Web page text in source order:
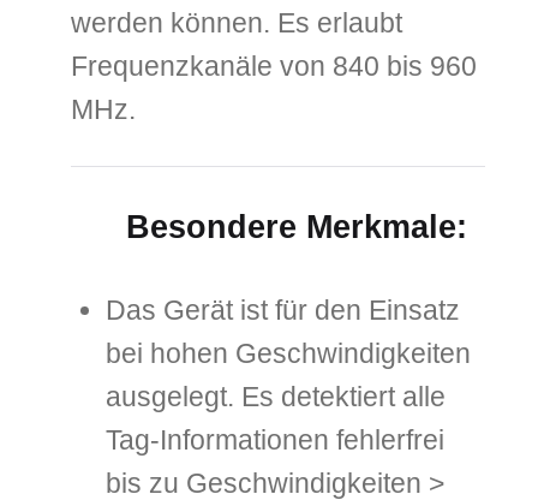
werden können. Es erlaubt
Frequenzkanäle von 840 bis 960
MHz.
Besondere Merkmale:
Das Gerät ist für den Einsatz
bei hohen Geschwindigkeiten
ausgelegt. Es detektiert alle
Tag-Informationen fehlerfrei
bis zu Geschwindigkeiten >